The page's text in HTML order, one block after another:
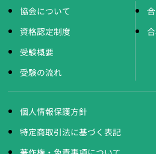
協会について
資格認定制度
受験概要
受験の流れ
個人情報保護方針
特定商取引法に基づく表記